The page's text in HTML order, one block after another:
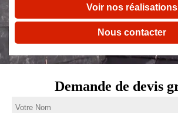
Voir nos réalisations
Nous contacter
Demande de devis